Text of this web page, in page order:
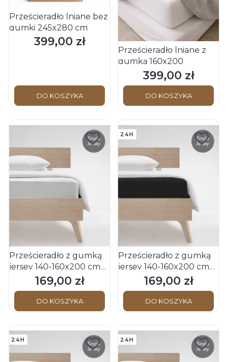
Prześcieradło lniane bez
gumki 245x280 cm
Cena
399,00 zł
DO KOSZYKA
Prześcieradło lniane z
gumką 160x200
Cena
399,00 zł
DO KOSZYKA
Prześcieradło z gumką
jersey 140-160x200 cm
białe JENNY C Fleuresse
Cena
169,00 zł
DO KOSZYKA
24H
Prześcieradło z gumką
jersey 140-160x200 cm
czarne JENNY C
Fleuresse
Cena
169,00 zł
DO KOSZYKA
24H 24H